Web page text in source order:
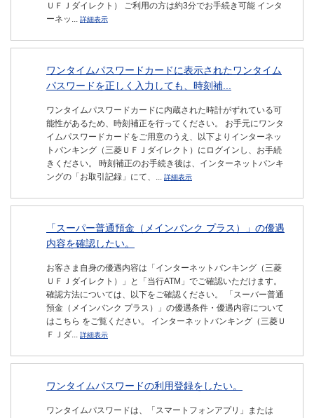
ＵＦＪダイレクト） ご利用の方は約3分でお手続き可能 インタ
ーネッ... 詳細表示
ワンタイムパスワードカードに表示されたワンタイム
パスワードを正しく入力しても、時刻補...
ワンタイムパスワードカードに内蔵された時計がずれている可
能性があるため、時刻補正を行ってください。 お手元にワンタ
イムパスワードカードをご用意のうえ、以下よりインターネッ
トバンキング（三菱ＵＦＪダイレクト）にログインし、お手続
きください。 時刻補正のお手続き後は、インターネットバンキ
ングの「お取引記録」にて、... 詳細表示
「スーパー普通預金（メインバンク プラス）」の優遇
内容を確認したい。
お客さま自身の優遇内容は「インターネットバンキング（三菱
ＵＦＪダイレクト）」と「当行ATM」でご確認いただけます。
確認方法については、以下をご確認ください。 「スーバー普通
預金（メインバンク プラス）」の優遇条件・優遇内容について
はこちら をご覧ください。 インターネットバンキング（三菱Ｕ
ＦＪダ... 詳細表示
ワンタイムパスワードの利用登録をしたい。
ワンタイムパスワードは、「スマートフォンアプリ」または